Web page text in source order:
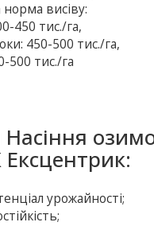
висіву:
450 тис./га,
450-500 тис./га,
500 тис./га
Ексцентрик:
урожайності;